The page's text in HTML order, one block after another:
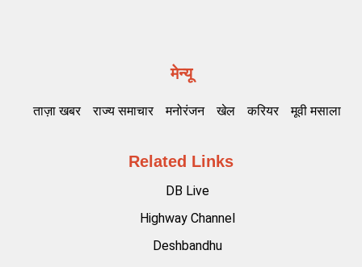
मेन्यू
ताज़ा खबर राज्य समाचार मनोरंजन खेल करियर मूवी मसाला
Related Links
DB Live
Highway Channel
Deshbandhu